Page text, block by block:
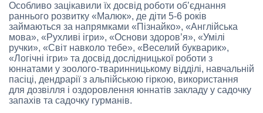
Особливо зацікавили їх досвід роботи об’єднання
раннього розвитку «Малюк», де діти 5-6 років
займаються за напрямками «Пізнайко», «Англійська
мова», «Рухливі ігри», «Основи здоров’я», «Умілі
ручки», «Світ навколо тебе», «Веселий букварик»,
«Логічні ігри» та досвід дослідницької роботи з
юннатами у зоолого-тваринницькому відділі, навчальній
пасіці, дендрарії з альпійською гіркою, використання
для дозвілля і оздоровлення юннатів закладу у садочку
запахів та садочку гурманів.